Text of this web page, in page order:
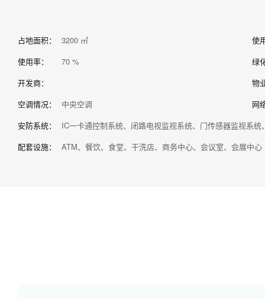
占地面积： 3200 ㎡
使
使用率：
70 %
绿
开发商：
物
空调情况：
中央空调
网
安防系统：
IC一卡通控制系统、闭路电视监视系统、门传感器监视系
配套设施：
ATM、餐饮、食堂、干洗店、商务中心、会议室、会展中心